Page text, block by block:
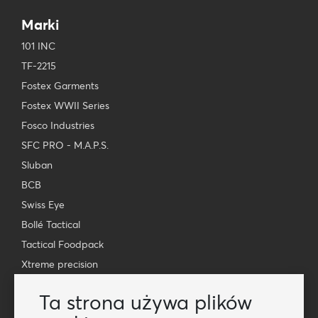
Ta strona używa plików
Marki
101 INC
TF-2215
Fostex Garments
Fostex WWII Series
Fosco Industries
SFC PRO - M.A.P.S.
Sluban
BCB
Swiss Eye
Bollé Tactical
Tactical Foodpack
Xtreme precision
Kontakt